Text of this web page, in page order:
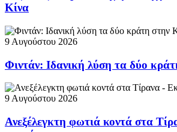
Κίνα
9 Αυγούστου 2026
Φιντάν: Ιδανική λύση τα δύο
9 Αυγούστου 2026
Ανεξέλεγκτη φωτιά κοντά στα